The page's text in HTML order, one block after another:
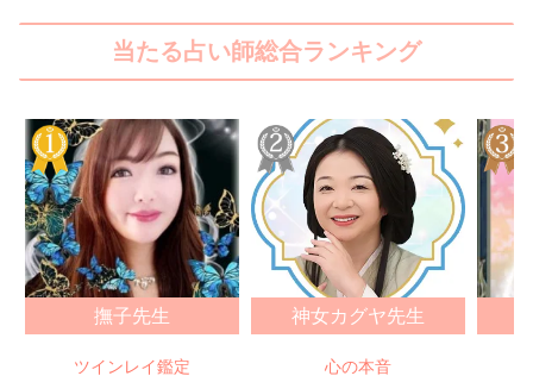
当たる占い師総合ランキング
撫子先生
ツインレイ鑑定
神女カグヤ先生
心の本音